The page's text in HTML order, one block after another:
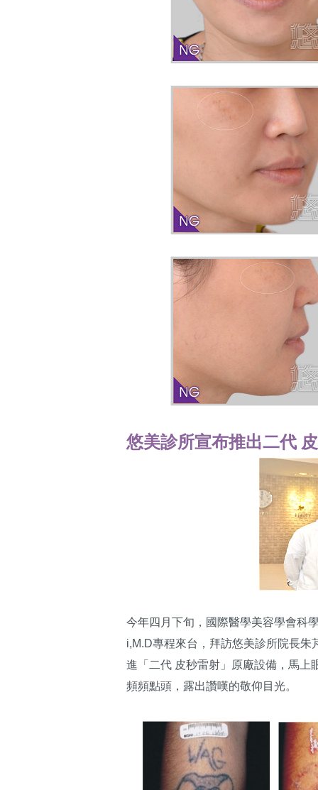
悠美診所宣布推出二代
今年四月下旬，國際醫學美容學會科
i,M.D專程來台，拜訪悠美診所院長
進「二代 皮秒雷射」原廠設備，馬上
頻頻點頭，露出讚嘆的敬仰目光。